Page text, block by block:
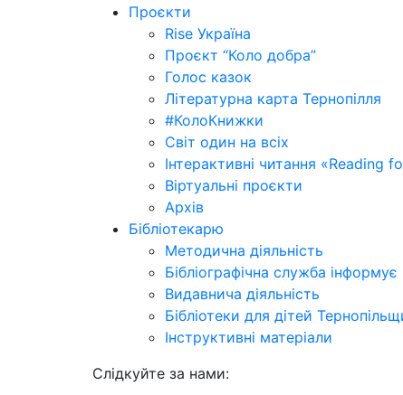
Проєкти
Rise Україна
Проєкт “Коло добра”
Голос казок
Літературна карта Тернопілля
#КолоКнижки
Світ один на всіх
Інтерактивні читання «Reading
Віртуальні проєкти
Архів
Бібліотекарю
Методична діяльність
Бібліографічна служба інформує
Видавнича діяльність
Бібліотеки для дітей
Інструктивні матеріали
Cлідкуйте за нами: